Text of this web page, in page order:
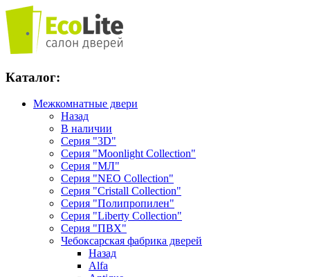
Каталог:
Межкомнатные двери
Назад
В наличии
Серия "3D"
Серия "Moonlight Collection"
Серия "МЛ"
Серия "NEO Collection"
Серия "Cristall Collection"
Серия "Полипропилен"
Серия "Liberty Collection"
Серия "ПВХ"
Чебоксарская фабрика дверей
Назад
Alfa